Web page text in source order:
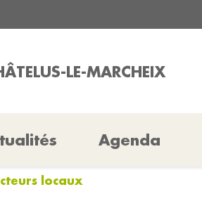
LE-MARCHEIX
Agenda
locaux